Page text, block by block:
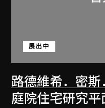
路德維希．密斯
展出中
庭院住宅研究平